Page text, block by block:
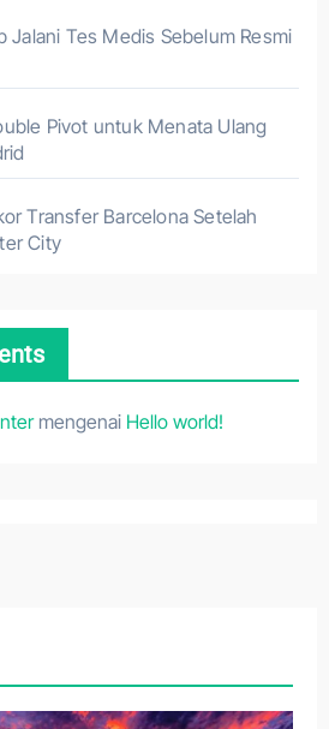
Jalani Tes Medis Sebelum Resmi
Pivot untuk Menata Ulang
Transfer Barcelona Setelah
City
mengenai Hello world!